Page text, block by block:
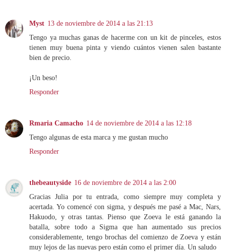
Myst 13 de noviembre de 2014 a las 21:13
Tengo ya muchas ganas de hacerme con un kit de pinceles, estos
tienen muy buena pinta y viendo cuántos vienen salen bastante
bien de precio.
¡Un beso!
Responder
Rmaria Camacho 14 de noviembre de 2014 a las 12:18
Tengo algunas de esta marca y me gustan mucho
Responder
thebeautyside 16 de noviembre de 2014 a las 2:00
Gracias Julia por tu entrada, como siempre muy completa y
acertada. Yo comencé con sigma, y después me pasé a Mac, Nars,
Hakuodo, y otras tantas. Pienso que Zoeva le está ganando la
batalla, sobre todo a Sigma que han aumentado sus precios
considerablemente, tengo brochas del comienzo de Zoeva y están
muy lejos de las nuevas pero están como el primer día. Un saludo